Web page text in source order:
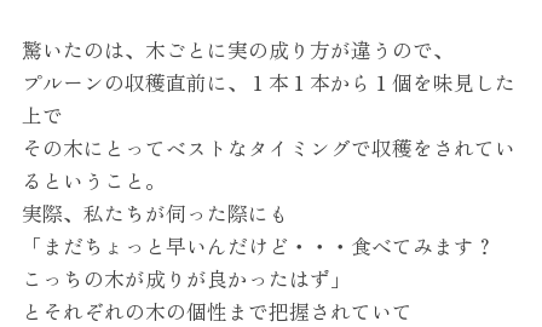
驚いたのは、木ごとに実の成り方が違うので、
プルーンの収穫直前に、１本１本から１個を味見した
上で
その木にとってベストなタイミングで収穫をされてい
るということ。
実際、私たちが伺った際にも
「まだちょっと早いんだけど・・・食べてみます？
こっちの木が成りが良かったはず」
とそれぞれの木の個性まで把握されていて